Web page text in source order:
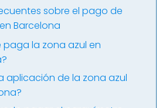
sobre el pago de
Barcelona
paga la zona azul en
aplicación de la zona azul